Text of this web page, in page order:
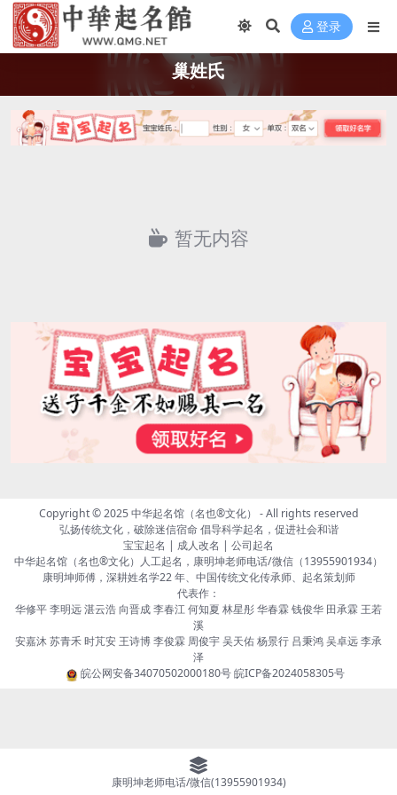
登录
巢姓氏
暂无内容
Copyright © 2025中华起名馆（名也®文化） - All rights reserved
弘扬传统文化，破除迷信宿命 倡导科学起名，促进社会和谐
宝宝起名 | 成人改名 | 公司起名
中华起名馆（名也®文化）人工起名，康明坤老师电话/微信（13955901934）
康明坤师傅，深耕姓名学22 年、中国传统文化传承师、起名策划师
代表作：
华修平 李明远 湛云浩 向晋成 李春江 何知夏 林星彤 华春霖 钱俊华 田承霖 王若
溪
安嘉沐 苏青禾 时芃安 王诗博 李俊霖 周俊宇 吴天佑 杨景行 吕秉鸿 吴卓远 李承
泽
皖公网安备34070502000180号皖ICP备2024058305号
康明坤老师电话/微信(13955901934)